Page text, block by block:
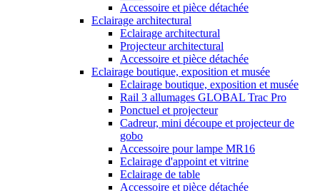
Accessoire et pièce détachée
Eclairage architectural
Eclairage architectural
Projecteur architectural
Accessoire et pièce détachée
Eclairage boutique, exposition et musée
Eclairage boutique, exposition et musée
Rail 3 allumages GLOBAL Trac Pro
Ponctuel et projecteur
Cadreur, mini découpe et projecteur de
gobo
Accessoire pour lampe MR16
Eclairage d'appoint et vitrine
Eclairage de table
Accessoire et pièce détachée